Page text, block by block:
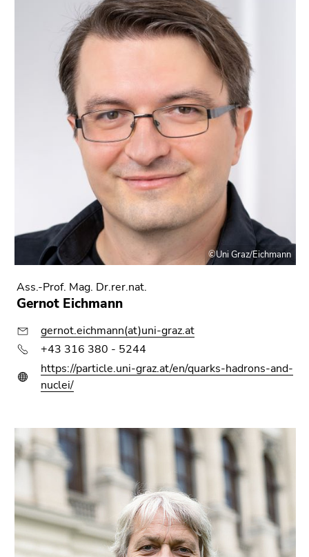
©Uni Graz/Eichmann
Ass.-Prof. Mag. Dr.rer.nat.
Gernot Eichmann
gernot.eichmann(at)uni-graz.at
+43 316 380 - 5244
https://particle.uni-graz.at/en/quarks-hadrons-and-
nuclei/